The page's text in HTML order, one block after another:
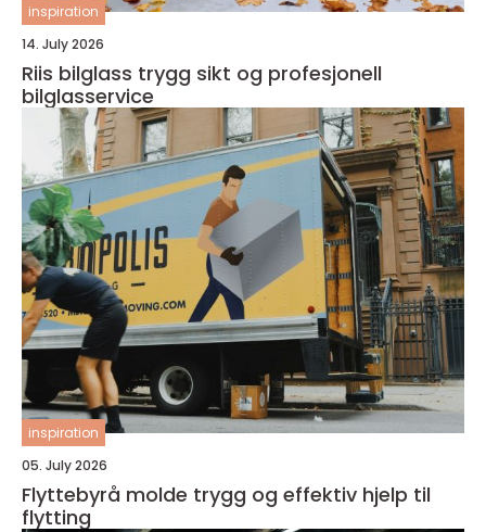
inspiration
14. July 2026
Riis bilglass trygg sikt og profesjonell
bilglasservice
inspiration
05. July 2026
Flyttebyrå molde trygg og effektiv hjelp til
flytting